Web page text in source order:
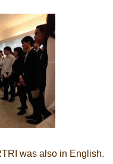
was also in English.